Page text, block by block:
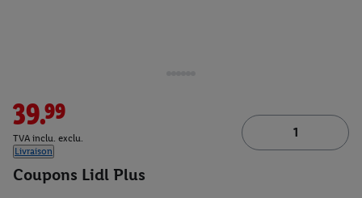
39.99
TVA inclu. exclu.
Livraison